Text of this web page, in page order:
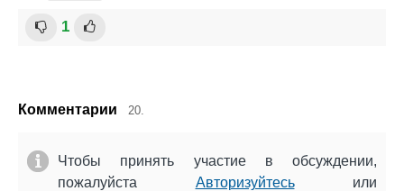
1
Комментарии 20.
Чтобы принять участие в обсуждении,
пожалуйста Авторизуйтесьили